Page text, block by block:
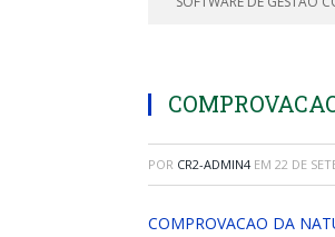
POR CR2-ADMIN4 EM 22 DE
COMPROVACAO DA